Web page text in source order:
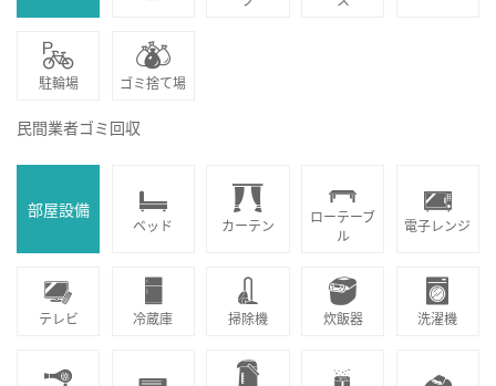
駐輪場 ゴミ捨て場
民間業者ゴミ回収
部屋設備
ベッド カーテン
ローテーブ
ル
電子レンジ
テレビ 冷蔵庫 掃除機 炊飯器 洗濯機